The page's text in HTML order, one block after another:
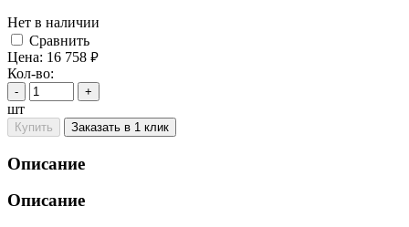
Нет в наличии
Cравнить
Цена: 16 758 руб.
Кол-во:
- +
шт
Купить Заказать в 1 клик
Описание
Описание